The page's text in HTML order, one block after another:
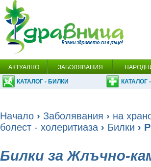
АКТУАЛНО ЗАБОЛЯВАНИЯ
КАТАЛОГ - БИЛКИ КАТАЛОГ
Начало › Заболявания › на
болест - холеритиаза › Билки ›
Билки за Жлъчно-